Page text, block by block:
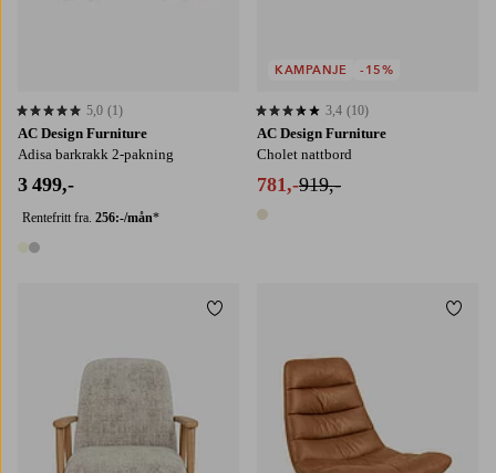
AC Design Furniture
Adisa barkrakk 2-pakning
3 499,-
Rentefritt fra. 256:-/mån*
2 farger
5,0 basert på 1 karaktergivninger
5,0 (1)
AC Design Furniture
Cholet nattbord
781,-919,-
1 farge
3,4 basert på 10 karaktergivninger
3,4 (10)
KAMPANJE -15%
Legg til favoritter